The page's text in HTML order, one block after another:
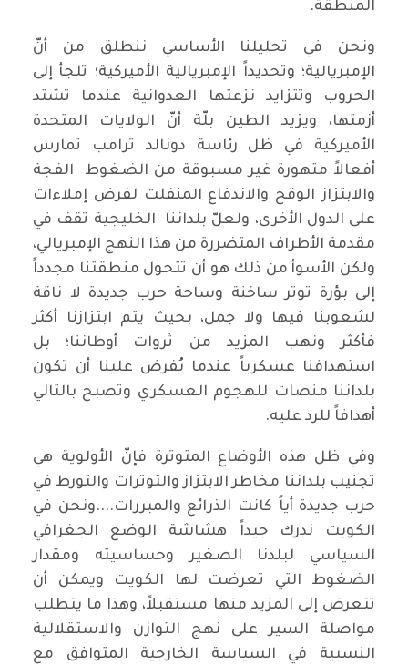
المنطقة.
ونحن في تحليلنا الأساسي ننطلق من أنّ
الإمبريالية؛ وتحديداً الإمبريالية الأميركية؛ تلجأ إلى
الحروب وتتزايد نزعتها العدوانية عندما تشتد
أزمتها، ويزيد الطين بلّة أنّ الولايات المتحدة
الأميركية في ظل رئاسة دونالد ترامب تمارس
أفعالاً متهورة غير مسبوقة من الضغوط الفجة
والابتزاز الوقح والاندفاع المنفلت لفرض إملاءات
على الدول الأخرى، ولعلّ بلداننا الخليجية تقف في
مقدمة الأطراف المتضررة من هذا النهج الإمبريالي،
ولكن الأسوأ من ذلك هو أن تتحول منطقتنا مجدداً
إلى بؤرة توتر ساخنة وساحة حرب جديدة لا ناقة
لشعوبنا فيها ولا جمل، بحيث يتم ابتزازنا أكثر
فأكثر ونهب المزيد من ثروات أوطاننا؛ بل
استهدافنا عسكرياً عندما يُفرض علينا أن تكون
بلداننا منصات للهجوم العسكري وتصبح بالتالي
أهدافاً للرد عليه.
وفي ظل هذه الأوضاع المتوترة فإنّ الأولوية هي
تجنيب بلداننا مخاطر الابتزاز والتوترات والتورط في
حرب جديدة أياً كانت الذرائع والمبررات....ونحن في
الكويت ندرك جيداً هشاشة الوضع الجغرافي
السياسي لبلدنا الصغير وحساسيته ومقدار
الضغوط التي تعرضت لها الكويت ويمكن أن
تتعرض إلى المزيد منها مستقبلاً، وهذا ما يتطلب
مواصلة السير على نهج التوازن والاستقلالية
النسبية في السياسة الخارجية المتوافق مع